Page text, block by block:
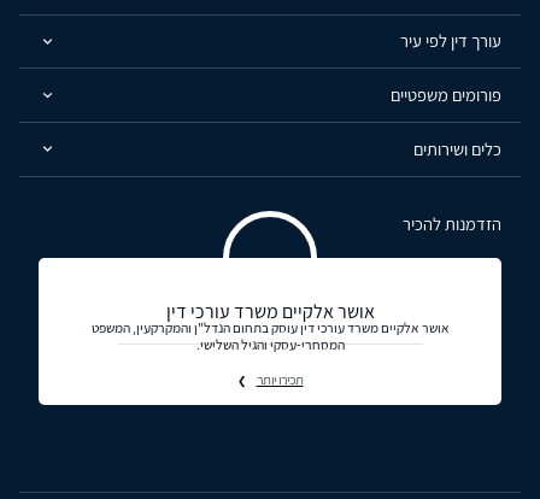
עורך דין לפי עיר
פורומים משפטיים
כלים ושירותים
הזדמנות להכיר
אושר אלקיים משרד עורכי דין
אושר אלקיים משרד עורכי דין עוסק בתחום הנדל"ן והמקרקעין, המשפט
המסחרי-עסקי והגיל השלישי.
תכירו יותר